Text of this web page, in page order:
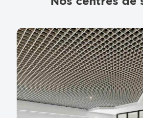
Nos centres de